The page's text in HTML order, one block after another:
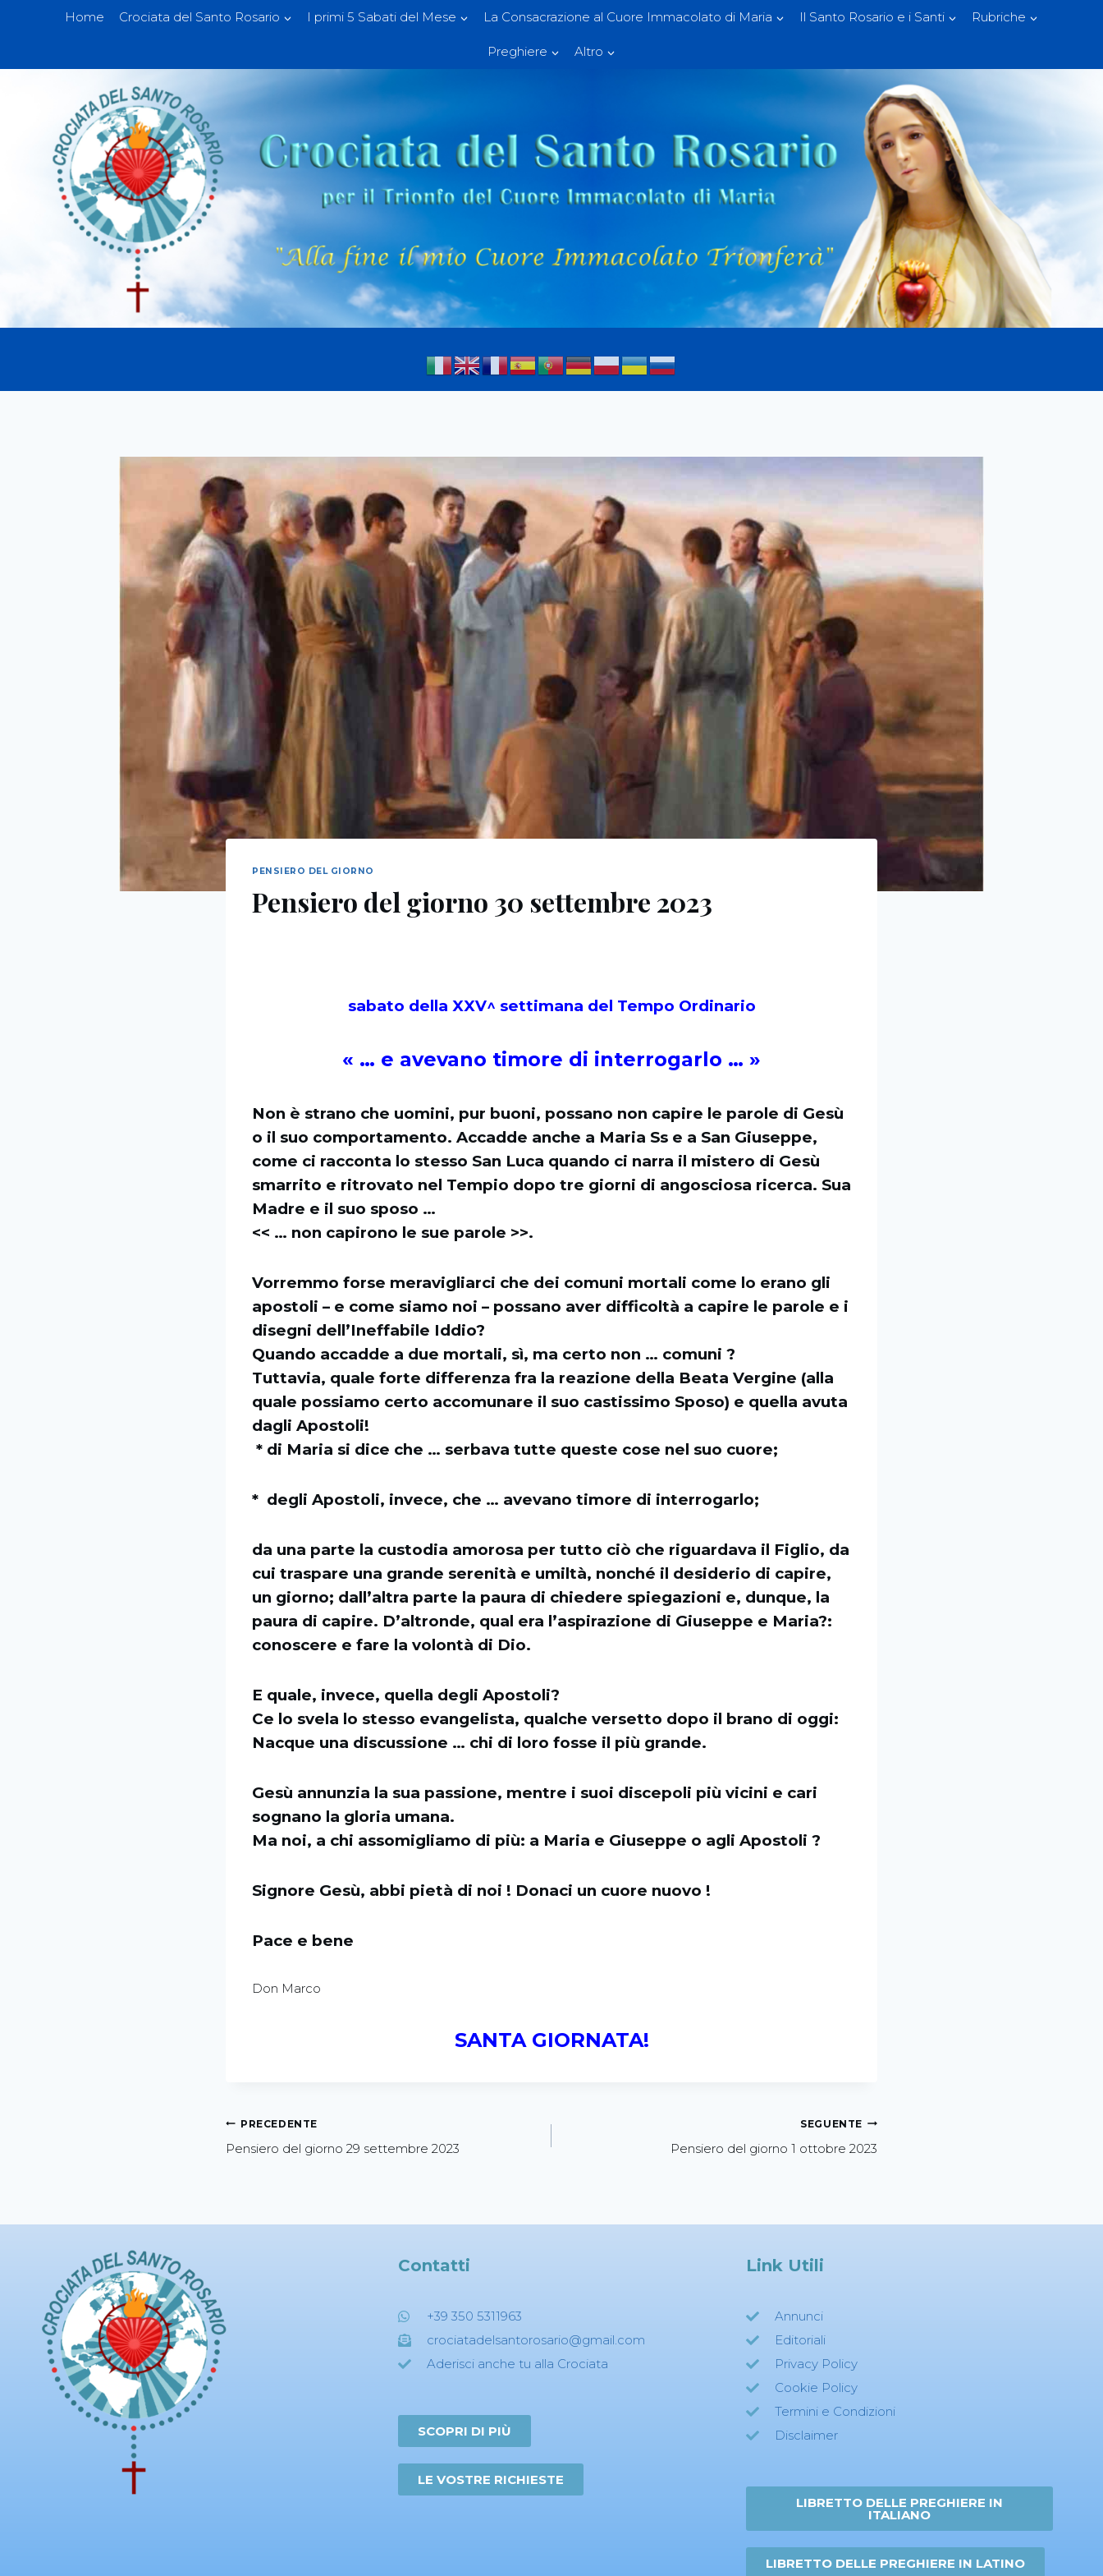
Home Crociata del Santo Rosario I primi 5 Sabati del Mese La Consacrazione al Cuore Immacolato di Maria Il Santo Rosario e i Santi Rubriche
Preghiere Altro
PENSIERO DEL GIORNO
Pensiero del giorno 30 settembre 2023
sabato della XXV^ settimana del Tempo Ordinario
« … e avevano timore di interrogarlo … »
Non è strano che uomini, pur buoni, possano non capire le parole di Gesù
o il suo comportamento. Accadde anche a Maria Ss e a San Giuseppe,
come ci racconta lo stesso San Luca quando ci narra il mistero di Gesù
smarrito e ritrovato nel Tempio dopo tre giorni di angosciosa ricerca. Sua
Madre e il suo sposo …
<< … non capirono le sue parole >>.
Vorremmo forse meravigliarci che dei comuni mortali come lo erano gli
apostoli – e come siamo noi – possano aver difficoltà a capire le parole e i
disegni dell’Ineffabile Iddio?
Quando accadde a due mortali, sì, ma certo non … comuni ?
Tuttavia, quale forte differenza fra la reazione della Beata Vergine (alla
quale possiamo certo accomunare il suo castissimo Sposo) e quella avuta
dagli Apostoli!
* di Maria si dice che … serbava tutte queste cose nel suo cuore;
* degli Apostoli, invece, che … avevano timore di interrogarlo;
da una parte la custodia amorosa per tutto ciò che riguardava il Figlio, da
cui traspare una grande serenità e umiltà, nonché il desiderio di capire,
un giorno; dall’altra parte la paura di chiedere spiegazioni e, dunque, la
paura di capire. D’altronde, qual era l’aspirazione di Giuseppe e Maria?:
conoscere e fare la volontà di Dio.
E quale, invece, quella degli Apostoli?
Ce lo svela lo stesso evangelista, qualche versetto dopo il brano di oggi:
Nacque una discussione … chi di loro fosse il più grande.
Gesù annunzia la sua passione, mentre i suoi discepoli più vicini e cari
sognano la gloria umana.
Ma noi, a chi assomigliamo di più: a Maria e Giuseppe o agli Apostoli ?
Signore Gesù, abbi pietà di noi ! Donaci un cuore nuovo !
Pace e bene
Don Marco
SANTA GIORNATA!
PRECEDENTE
Pensiero del giorno 29 settembre 2023
SEGUENTE
Pensiero del giorno 1 ottobre 2023
Contatti
+39 350 5311963
crociatadelsantorosario@gmail.com
Aderisci anche tu alla Crociata
SCOPRI DI PIÙ
LE VOSTRE RICHIESTE
Link Utili
Annunci
Editoriali
Privacy Policy
Cookie Policy
Termini e Condizioni
Disclaimer
LIBRETTO DELLE PREGHIERE IN
ITALIANO
LIBRETTO DELLE PREGHIERE IN LATINO